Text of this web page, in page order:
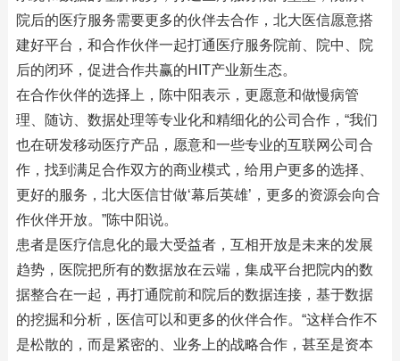
院后的医疗服务需要更多的伙伴去合作，北大医信愿意搭
建好平台，和合作伙伴一起打通医疗服务院前、院中、院
后的闭环，促进合作共赢的HIT产业新生态。
在合作伙伴的选择上，陈中阳表示，更愿意和做慢病管
理、随访、数据处理等专业化和精细化的公司合作，“我们
也在研发移动医疗产品，愿意和一些专业的互联网公司合
作，找到满足合作双方的商业模式，给用户更多的选择、
更好的服务，北大医信甘做‘幕后英雄’，更多的资源会向合
作伙伴开放。”陈中阳说。
患者是医疗信息化的最大受益者，互相开放是未来的发展
趋势，医院把所有的数据放在云端，集成平台把院内的数
据整合在一起，再打通院前和院后的数据连接，基于数据
的挖掘和分析，医信可以和更多的伙伴合作。“这样合作不
是松散的，而是紧密的、业务上的战略合作，甚至是资本